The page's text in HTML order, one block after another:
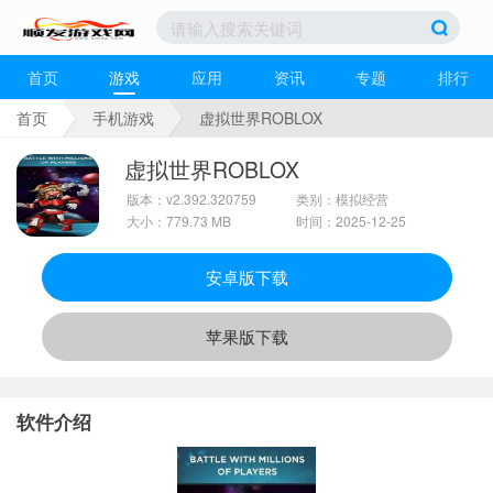
首页 游戏 应用 资讯 专题
排行
首页
手机游戏 虚拟世界ROBLOX
虚拟世界ROBLOX
版本：v2.392.320759
大小：779.73 MB
类别：模拟经营
时间：2025-12-25
安卓版下载
苹果版下载
软件介绍